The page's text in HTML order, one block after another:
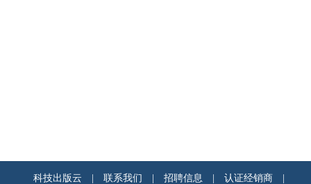
科技出版云 联系我们 招聘信息 认证经销商